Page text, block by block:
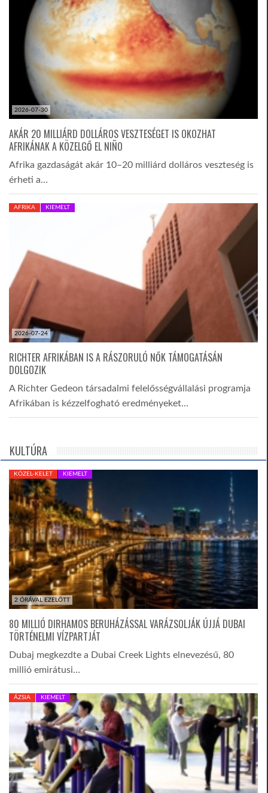
2026-07-30
AKÁR 20 MILLIÁRD DOLLÁROS VESZTESÉGET IS OKOZHAT
AFRIKÁNAK A KÖZELGŐ EL NIÑO
Afrika gazdaságát akár 10–20 milliárd dolláros veszteség is
érheti a…
2026-07-24
AFRIKA KIEMELT
RICHTER AFRIKÁBAN IS A RÁSZORULÓ NŐK TÁMOGATÁSÁN
DOLGOZIK
A Richter Gedeon társadalmi felelősségvállalási programja
Afrikában is kézzelfogható eredményeket…
KULTÚRA
2 ÓRÁVAL EZELŐTT
KÖZEL-KELET KIEMELT
80 MILLIÓ DIRHAMOS BERUHÁZÁSSAL VARÁZSOLJÁK ÚJJÁ DUBAI
TÖRTÉNELMI VÍZPARTJÁT
Dubaj megkezdte a Dubai Creek Lights elnevezésű, 80
millió emirátusi…
ÁZSIA KIEMELT